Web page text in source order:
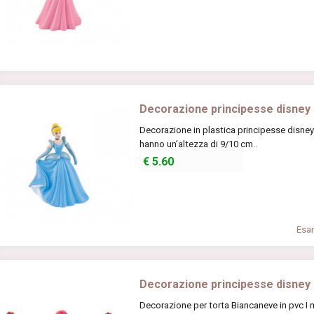
Decorazione principesse
Decorazione in plastica principesse
hanno un’altezza di 9/10 cm..
€5.60
Decorazione principesse
Decorazione per torta Biancaneve in pvc I